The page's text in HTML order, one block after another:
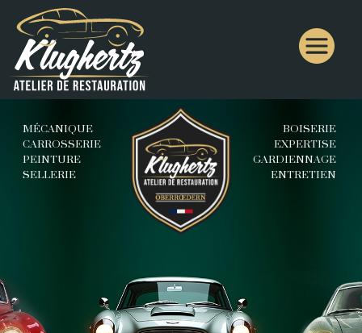
MÉCANIQUE
CARROSSERIE
PEINTURE
SELLERIE
BOISERIE
EXPERTISE
GARDIENNAGE
ENTRETIEN